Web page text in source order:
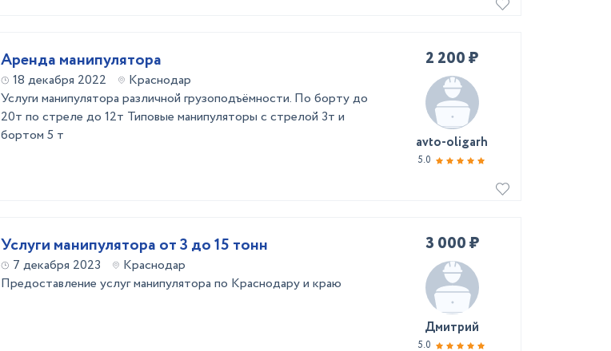
Аренда манипулятора
18 декабря 2022
Краснодар
Услуги манипулятора различной грузоподъёмности. По борту до
20т по стреле до 12т Типовые манипуляторы с стрелой 3т и
бортом 5 т
2 200 ₽
avto-oligarh
5.0
Услуги манипулятора от 3 до 15 тонн
7 декабря 2023
Краснодар
Предоставление услуг манипулятора по Краснодару и краю
3 000 ₽
Дмитрий
5.0